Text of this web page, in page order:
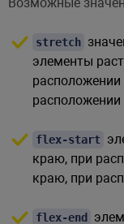
Возможные
stretch
элементы
расположении
расположении
flex-start
краю, при
краю, при
flex-end